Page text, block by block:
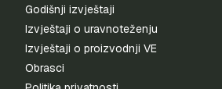
Godišnji izvještaji
Izvještaji o uravnoteženju
Izvještaji o proizvodnji VE
Obrasci